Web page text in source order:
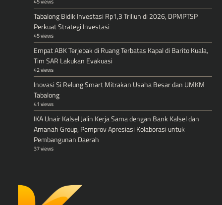
Tabalong Bidik Investasi Rp1,3 Triliun di 2026, DPMPTSP
Perkuat Strategi Investasi
45 views
Empat ABK Terjebak di Ruang Terbatas Kapal di Barito Kuala,
Tim SAR Lakukan Evakuasi
42 views
Inovasi Si Relung Smart Mitrakan Usaha Besar dan UMKM
Tabalong
41 views
IKA Unair Kalsel Jalin Kerja Sama dengan Bank Kalsel dan
Amanah Group, Pemprov Apresiasi Kolaborasi untuk
Pembangunan Daerah
37 views